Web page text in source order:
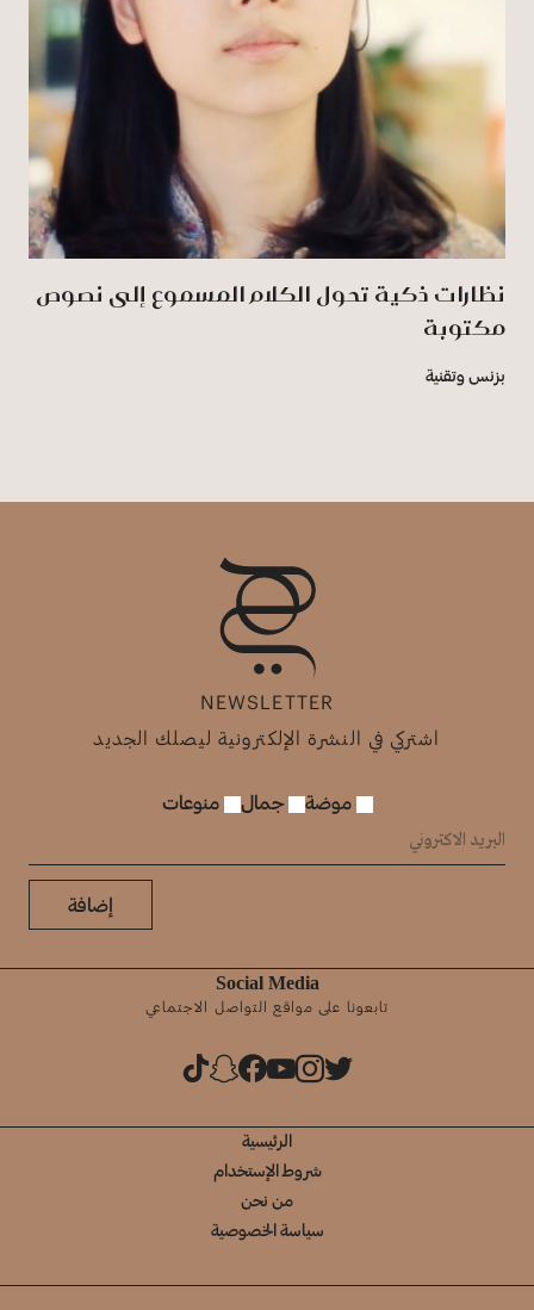
نظارات ذكية تحول الكلام المسموع إلى نصوص
مكتوبة
بزنس وتقنية
NEWSLETTER
اشتركي في النشرة الإلكترونية ليصلك الجديد
موضة جمال منوعات
إضافة
Social Media
تابعونا على مواقع التواصل الاجتماعي
الرئيسية
شروط الإستخدام
من نحن
سياسة الخصوصية